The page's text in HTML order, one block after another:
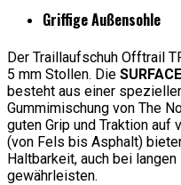
Griffige Außensohle
Der Traillaufschuh Offtrail
5 mm Stollen. Die
besteht aus einer
Gummimischung von The
guten Grip und Traktion auf
(von Fels bis Asphalt)
Haltbarkeit, auch bei
gewährleisten.